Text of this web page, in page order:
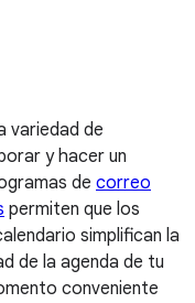
variedad de
y hacer un
de correo
permiten que los
simplifican la
de la agenda de tu
conveniente